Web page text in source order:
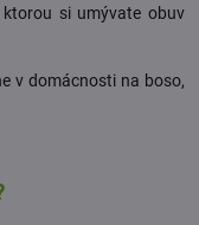
si umývate obuv
v domácnosti na boso,